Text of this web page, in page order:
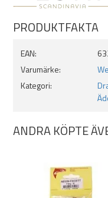
PRODUKTFAKTA
EAN:
Varumärke:
Kategori:
ANDRA KÖPTE